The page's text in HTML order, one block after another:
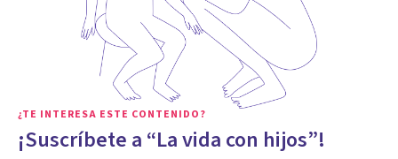
¿TE INTERESA ESTE CONTENIDO?
¡Suscríbete a “La vida con hijos”!